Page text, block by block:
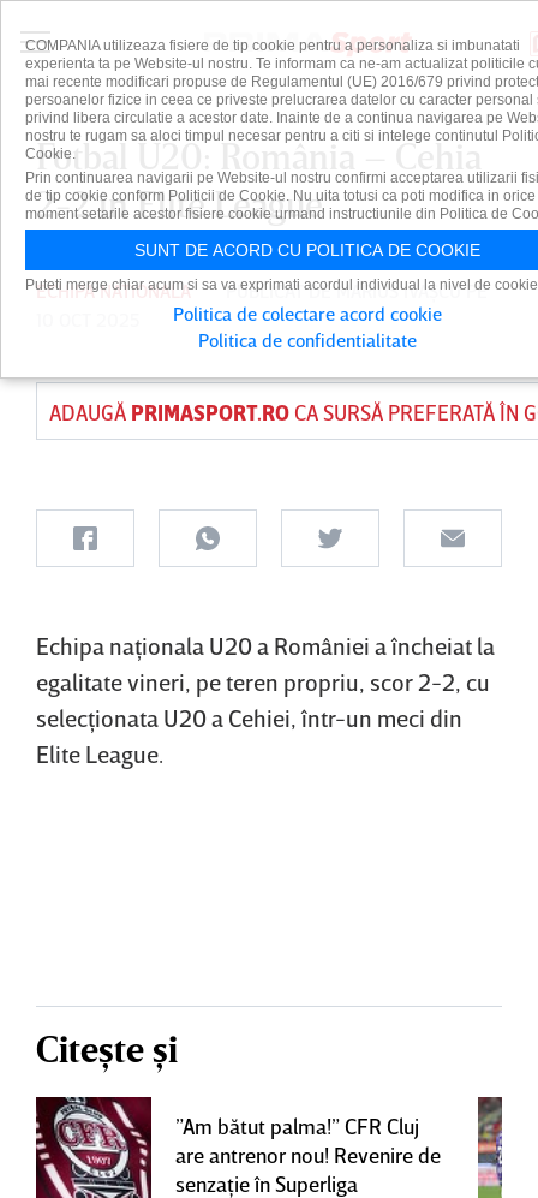
Fotbal U20: România – Cehia
2-2 în Elite League
ECHIPA NATIONALA PUBLICAT DEMARIUS IVAŞCUPE
ADAUGĂ PRIMASPORT.ROCA SURSĂ PREFERATĂ ÎN
Echipa naţionala U20 a României a încheiat la
egalitate vineri, pe teren propriu, scor 2-2, cu
selecţionata U20 a Cehiei, într-un meci din
Elite League.
Citește și
”Am bătut palma!” CFR Cluj
are antrenor nou! Revenire de
senzaţie în Superliga
COMPANIA utilizeaza fisiere de tip cookie pentru a personaliza si imbunatati
experienta ta pe Website-ul nostru. Te informam ca ne-am actualizat politicile
mai recente modificari propuse de Regulamentul (UE) 2016/679 privind
persoanelor fizice in ceea ce priveste prelucrarea datelor cu caracter personal
privind libera circulatie a acestor date. Inainte de a continua navigarea pe
nostru te rugam sa aloci timpul necesar pentru a citi si intelege continutul
Cookie.
Prin continuarea navigarii pe Website-ul nostru confirmi acceptarea utilizarii
de tip cookie conform Politicii de Cookie. Nu uita totusi ca poti modifica in orice
moment setarile acestor fisiere cookie urmand instructiunile din Politica de
SUNT DE ACORD CU POLITICA DE COOKIE
Puteti merge chiar acum si sa va exprimati acordul individual la nivel de
Politica de colectare acord cookie
Politica de confidentialitate